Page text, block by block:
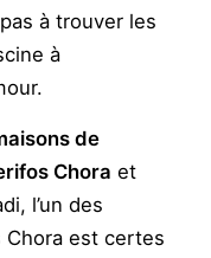
à trouver les
à
de
Chora et
l’un des
Chora est certes